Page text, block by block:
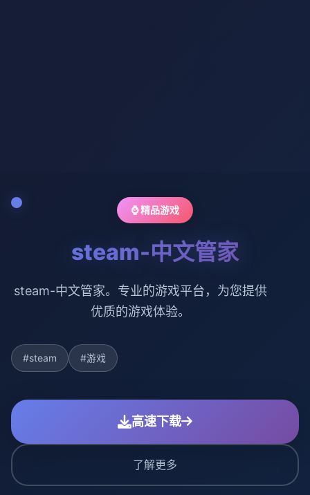
⌚ 精品游戏
steam-中文管家
steam-中文管家。专业的游戏平台，为您提供
优质的游戏体验。
#steam #游戏
高速下载
了解更多